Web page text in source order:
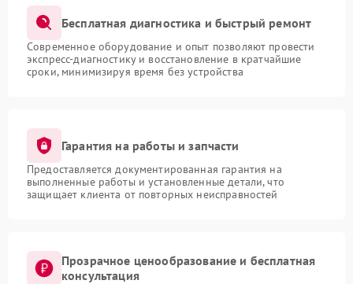
Бесплатная диагностика и быстрый ремонт
Современное оборудование и опыт позволяют провести
экспресс-диагностику и восстановление в кратчайшие
сроки, минимизируя время без устройства
Гарантия на работы и запчасти
Предоставляется документированная гарантия на
выполненные работы и установленные детали, что
защищает клиента от повторных неисправностей
Прозрачное ценообразование и бесплатная
консультация